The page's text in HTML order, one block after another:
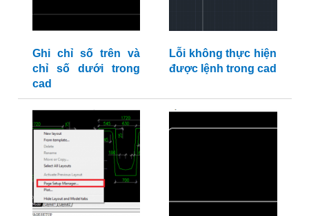
Ghi chỉ số trên và
chỉ số dưới trong
cad
Lỗi không thực hiện
được lệnh trong cad